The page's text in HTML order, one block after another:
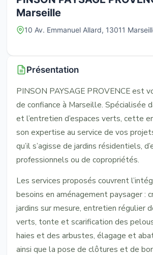
Marseille
10 Av. Emmanuel Allard, 13011
Présentation
PINSON PAYSAGE PROVENCE est
de confiance à Marseille. Spécialisée
et l’entretien d’espaces verts, cette
son expertise au service de vos
qu’il s’agisse de jardins résidentiels,
professionnels ou de copropriétés.
Les services proposés couvrent
besoins en aménagement paysager :
jardins sur mesure, entretien régulier
verts, tonte et scarification des
haies et des arbustes, élagage et
ainsi que la pose de clôtures et de